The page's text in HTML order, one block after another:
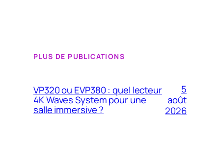
PLUS DE PUBLICATIONS
VP320 ou EVP380 : quel lecteur
4K Waves System pour une
salle immersive ?
5
août
2026